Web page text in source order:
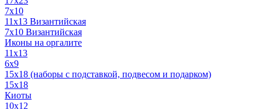
7x10
11x13 Византийская
7x10 Византийская
Иконы на оргалите
11x13
6x9
15х18 (наборы с подставкой, подвесом и подарком)
15x18
Киоты
10x12